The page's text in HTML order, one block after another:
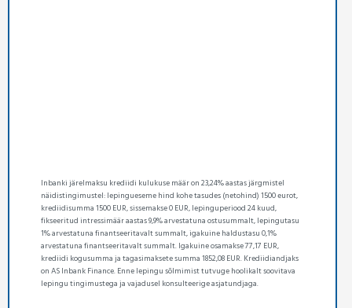
Inbanki järelmaksu krediidi kulukuse määr on 23,24% aastas järgmistel
näidistingimustel: lepingueseme hind kohe tasudes (netohind) 1500 eurot,
krediidisumma 1500 EUR, sissemakse 0 EUR, lepinguperiood 24 kuud,
fikseeritud intressimäär aastas 9,9% arvestatuna ostusummalt, lepingutasu
1% arvestatuna finantseeritavalt summalt, igakuine haldustasu 0,1%
arvestatuna finantseeritavalt summalt. Igakuine osamakse 77,17 EUR,
krediidi kogusumma ja tagasimaksete summa 1852,08 EUR. Krediidiandjaks
on AS Inbank Finance. Enne lepingu sõlmimist tutvuge hoolikalt soovitava
lepingu tingimustega ja vajadusel konsulteerige asjatundjaga.